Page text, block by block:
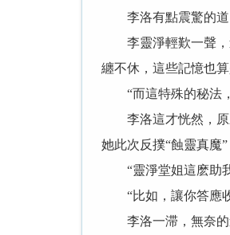
李洛有點震驚的道
李靈淨輕歎一聲，道
纏不休，這些記憶也
“而這特殊的秘法
李洛這才恍然，原來
她此次反撲“蝕靈真魔
“靈淨堂姐這麽助我
“比如，讓你答應收
李洛一滞，無奈的